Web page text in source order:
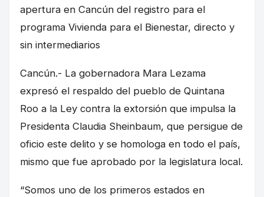
apertura en Cancún del registro para el
programa Vivienda para el Bienestar, directo y
sin intermediarios
Cancún.- La gobernadora Mara Lezama
expresó el respaldo del pueblo de Quintana
Roo a la Ley contra la extorsión que impulsa la
Presidenta Claudia Sheinbaum, que persigue de
oficio este delito y se homologa en todo el país,
mismo que fue aprobado por la legislatura local.
“Somos uno de los primeros estados en